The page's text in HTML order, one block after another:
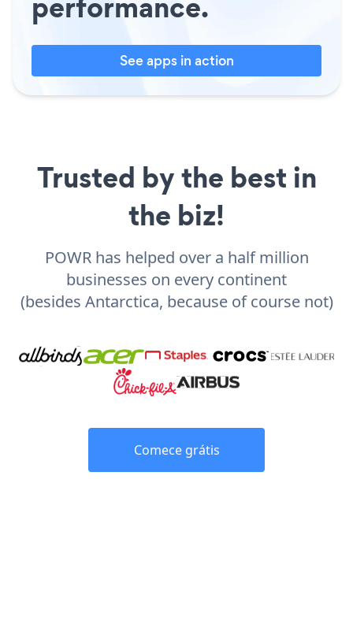
See apps in action
Trusted by the best in
the biz!
POWR has helped over a half million
businesses on every continent
(besides Antarctica, because of course not)
Comece grátis